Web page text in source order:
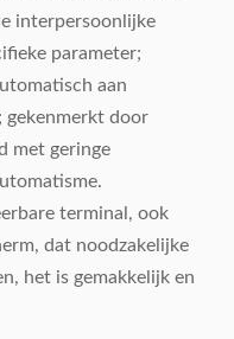
interpersoonlijke
parameter;
aan
gekenmerkt door
met geringe
terminal, ook
dat noodzakelijke
het is gemakkelijk en